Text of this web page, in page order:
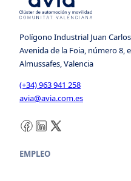
Polígono Industrial Juan
Avenida de la Foia, número 8,
Almussafes, Valencia
(+34) 963 941 258
avia@avia.com.es
Facebook LinkedIn X
EMPLEO